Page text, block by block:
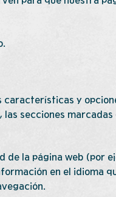
características y
las secciones
de la página web (por
en el idioma